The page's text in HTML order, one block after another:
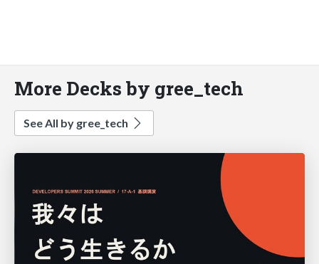
More Decks by gree_tech
See All by gree_tech